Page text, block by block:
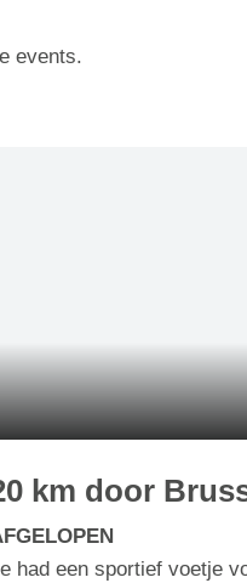
events.
km door
had een sportief voetje